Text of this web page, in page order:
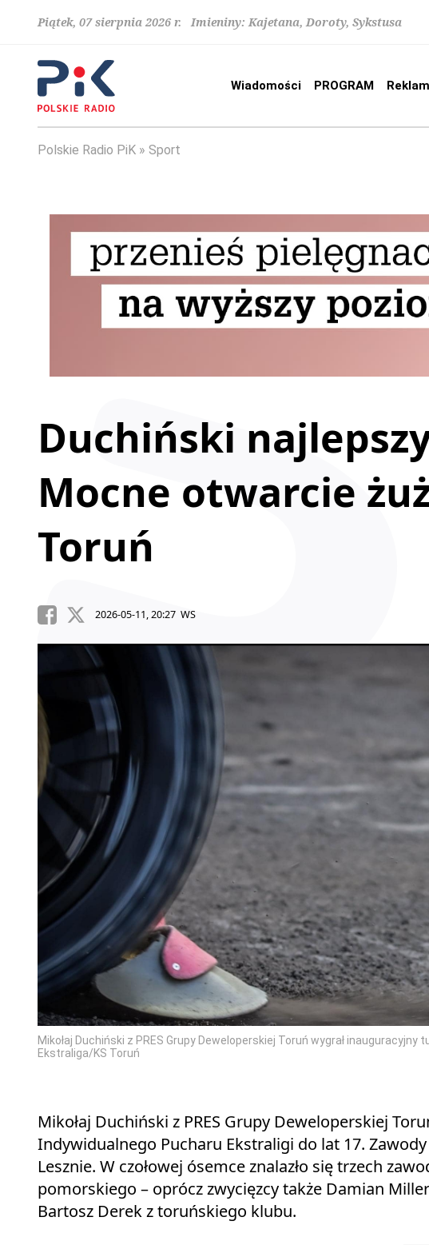
Piątek, 07 sierpnia 2026 r. Imieniny: Kajetana, Doroty, Sykstusa
Wiadomości PROGRAM
Polskie Radio PiK Sport
Duchiński
Mocne otwarcie
Toruń
2026-05-11, 20:27 WS
Mikołaj Duchiński z PRES Grupy Deweloperskiej Toruń wygrał
Ekstraliga/KS Toruń
Mikołaj Duchiński z PRES Grupy Deweloperskiej
Indywidualnego Pucharu Ekstraligi do lat 17.
Lesznie. W czołowej ósemce znalazło się trzech
pomorskiego – oprócz zwycięzcy także Damian
Bartosz Derek z toruńskiego klubu.